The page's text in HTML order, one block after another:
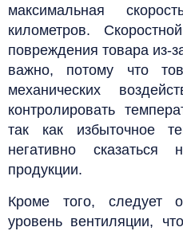
максимальная
километров.
повреждения товара из-
важно, потому что
механических
контролировать
так как избыточное
негативно сказаться
продукции.
Кроме того, следует
уровень вентиляции,